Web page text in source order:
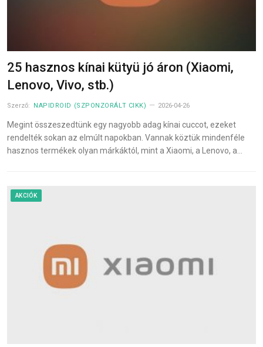
25 hasznos kínai kütyü jó áron (Xiaomi,
Lenovo, Vivo, stb.)
Szerző: NAPIDROID (SZPONZORÁLT CIKK) 2026-04-26
Megint összeszedtünk egy nagyobb adag kínai cuccot, ezeket
rendelték sokan az elmúlt napokban. Vannak köztük mindenféle
hasznos termékek olyan márkáktól, mint a Xiaomi, a Lenovo, a…
AKCIÓK